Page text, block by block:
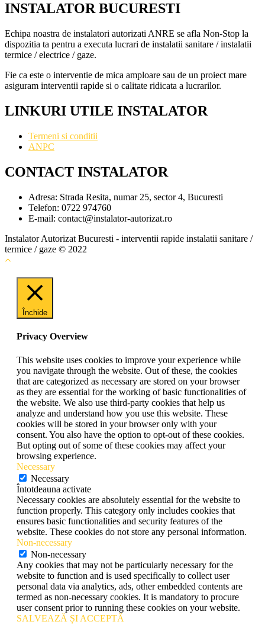
INSTALATOR BUCURESTI
Echipa noastra de instalatori autorizati ANRE se afla Non-Stop la
dispozitia ta pentru a executa lucrari de instalatii sanitare / instalatii
termice / electrice / gaze.
Fie ca este o interventie de mica amploare sau de un proiect mare
asiguram interventii rapide si o calitate ridicata a lucrarilor.
LINKURI UTILE INSTALATOR
Termeni si conditii
ANPC
CONTACT INSTALATOR
Adresa: Strada Resita, numar 25, sector 4, Bucuresti
Telefon: 0722 974760
E-mail: contact@instalator-autorizat.ro
Instalator Autorizat Bucuresti - interventii rapide instalatii sanitare /
termice / gaze © 2022
Închide
Privacy Overview
This website uses cookies to improve your experience while
you navigate through the website. Out of these, the cookies
that are categorized as necessary are stored on your browser
as they are essential for the working of basic functionalities of
the website. We also use third-party cookies that help us
analyze and understand how you use this website. These
cookies will be stored in your browser only with your
consent. You also have the option to opt-out of these cookies.
But opting out of some of these cookies may affect your
browsing experience.
Necessary
Necessary
Întotdeauna activate
Necessary cookies are absolutely essential for the website to
function properly. This category only includes cookies that
ensures basic functionalities and security features of the
website. These cookies do not store any personal information.
Non-necessary
Non-necessary
Any cookies that may not be particularly necessary for the
website to function and is used specifically to collect user
personal data via analytics, ads, other embedded contents are
termed as non-necessary cookies. It is mandatory to procure
user consent prior to running these cookies on your website.
SALVEAZĂ ȘI ACCEPTĂ